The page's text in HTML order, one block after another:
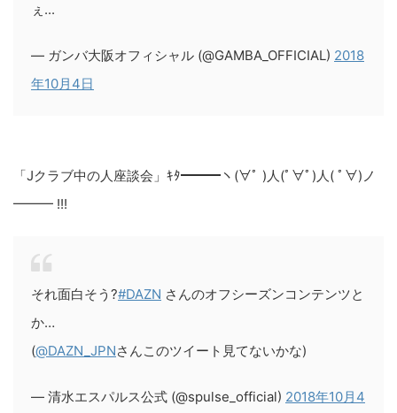
ぇ...
— ガンバ大阪オフィシャル (@GAMBA_OFFICIAL) 2018
年10月4日
「Jクラブ中の人座談会」ｷﾀ━━━ヽ(∀ﾟ )人(ﾟ∀ﾟ)人( ﾟ∀)ノ
━━━ !!!
それ面白そう?#DAZN さんのオフシーズンコンテンツと
か…
(@DAZN_JPNさんこのツイート見てないかな)
— 清水エスパルス公式 (@spulse_official) 2018年10月4